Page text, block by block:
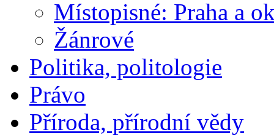
Místopisné: Praha a
Žánrové
Politika, politologie
Právo
Příroda, přírodní vědy